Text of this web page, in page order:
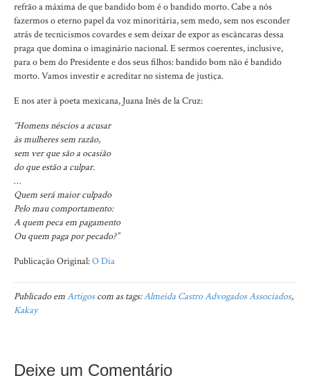
refrão a máxima de que bandido bom é o bandido morto. Cabe a nós
fazermos o eterno papel da voz minoritária, sem medo, sem nos esconder
atrás de tecnicismos covardes e sem deixar de expor as escâncaras dessa
praga que domina o imaginário nacional. E sermos coerentes, inclusive,
para o bem do Presidente e dos seus filhos: bandido bom não é bandido
morto. Vamos investir e acreditar no sistema de justiça.
E nos ater à poeta mexicana, Juana Inês de la Cruz:
“Homens néscios a acusar
às mulheres sem razão,
sem ver que são a ocasião
do que estão a culpar.
…
Quem será maior culpado
Pelo mau comportamento:
A quem peca em pagamento
Ou quem paga por pecado?”
Publicação Original:O Dia
Publicado emArtigoscom as tags:Almeida Castro Advogados Associados,
Kakay
Deixe um Comentário